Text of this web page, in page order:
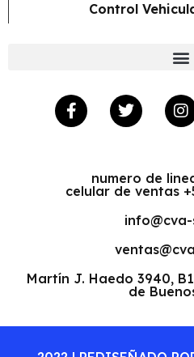
Control
numero de
celular de ventas
Martín J. Haedo 3940,
de